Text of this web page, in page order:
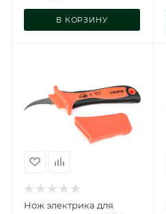
В КОРЗИНУ
Нож электрика для